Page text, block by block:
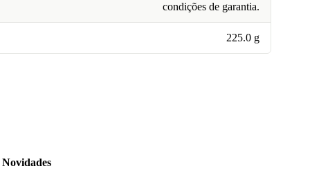
condições de garantia.
225.0 g
Novidades